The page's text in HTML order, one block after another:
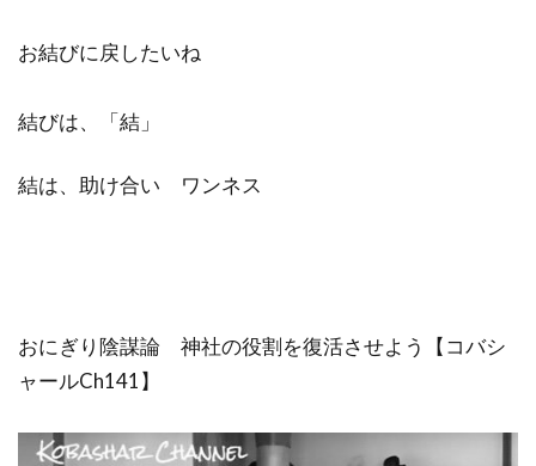
お結びに戻したいね
結びは、「結」
結は、助け合い ワンネス
おにぎり陰謀論 神社の役割を復活させよう【コバシ
ャールCh141】